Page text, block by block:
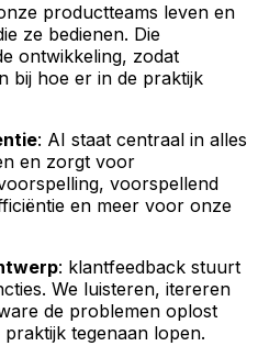
productteams leven en
ze bedienen. Die
ontwikkeling, zodat
bij hoe er in de praktijk
: AI staat centraal in alles
en zorgt voor
voorspellend
en meer voor onze
: klantfeedback stuurt
We luisteren, itereren
de problemen oplost
tegenaan lopen.